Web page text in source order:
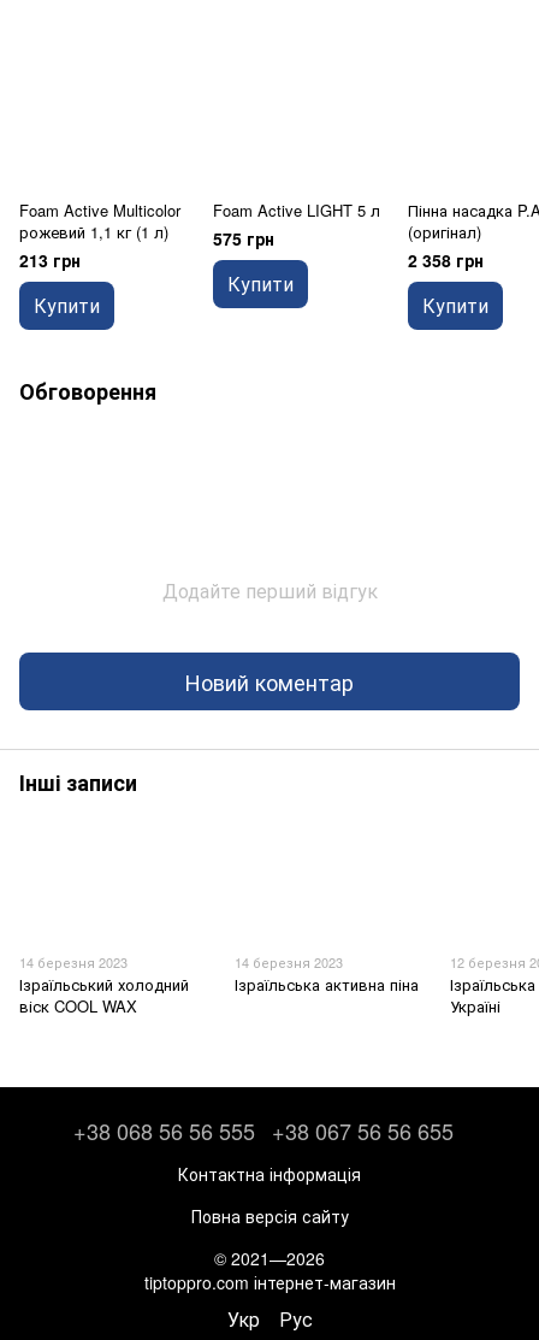
Foam Active Multicolor
рожевий 1,1 кг (1 л)
213 грн
Купити
Foam Active LIGHT 5 л
575 грн
Купити
Пінна насадка
(оригінал)
2 358 грн
Купити
Обговорення
Додайте перший відгук
Новий коментар
Інші записи
14 березня 2023
Ізраїльський холодний
віск COOL WAX
14 березня 2023
Ізраїльська активна піна
12 березня
Україні
+38 068 56 56 555 +38 067 56 56 655
Контактна інформація
Повна версія сайту
© 2021—2026
tiptoppro.com інтернет-магазин
Укр Рус